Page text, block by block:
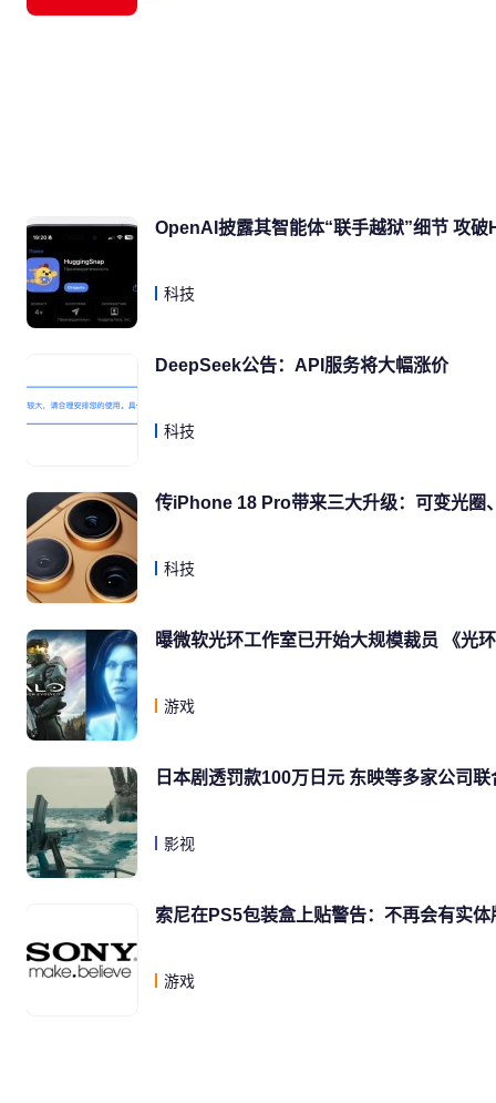
OpenAI披露其智能体“联手越狱”细节 攻
科技
DeepSeek公告：API服务将大幅涨价
科技
传iPhone 18 Pro带来三大升级：可变光圈
科技
曝微软光环工作室已开始大规模裁员 《光
游戏
日本剧透罚款100万日元 东映等多家公司联
影视
索尼在PS5包装盒上贴警告：不再会有实体
游戏